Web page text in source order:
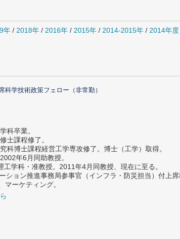
年 / 2018年 / 2016年 / 2015年 / 2014-2015年 / 2014年度
学技術政策フェロー（非常勤）
科卒業。
士課程修了。
科博士課程経営工学専攻修了。博士（工学）取得。
年6月同助教授。
学科・准教授。2011年4月同教授、現在に至る。
ション推進事務局参事官（インフラ・防災担当）付上席
ーケティング。